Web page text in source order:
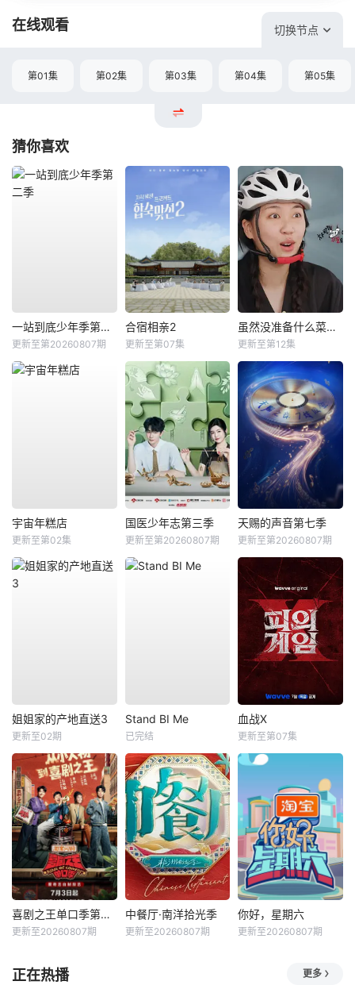
在线观看 切换节点
第01集 第02集 第03集 第04集 第05集
猜你喜欢
一站到底少年季第二季
更新至第20260807期
合宿相亲2
更新至第07集
虽然没准备什么菜第四季
更新至第12集
宇宙年糕店
更新至第02集
国医少年志第三季
更新至第20260807期
天赐的声音第七季
更新至第20260807期
姐姐家的产地直送3
更新至02期
Stand BI Me
已完结
血战X
更新至第07集
喜剧之王单口季第三季
更新至20260807期
中餐厅·南洋拾光季
更新至20260807期
你好，星期六
更新至20260807期
正在热播 更多